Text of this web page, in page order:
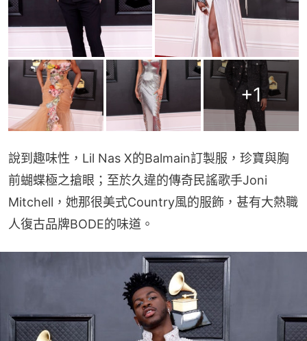
+1
說到趣味性，Lil Nas X的Balmain訂製服，珍寶與胸
前蝴蝶極之搶眼；至於久違的傳奇民謠歌手Joni
Mitchell，她那很美式Country風的服飾，甚有大熱職
人復古品牌BODE的味道。